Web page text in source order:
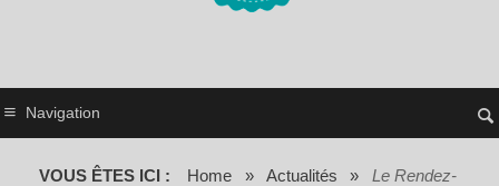
Navigation
VOUS ÊTES ICI : Home » Actualités »
Le Rendez-